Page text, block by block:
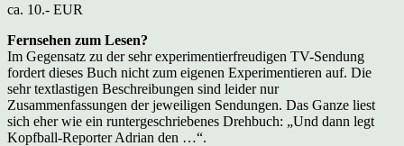
ca. 10.- EUR
Fernsehen zum Lesen?
Im Gegensatz zu der sehr experimentierfreudigen TV-Sendung
fordert dieses Buch nicht zum eigenen Experimentieren auf. Die
sehr textlastigen Beschreibungen sind leider nur
Zusammenfassungen der jeweiligen Sendungen. Das Ganze liest
sich eher wie ein runtergeschriebenes Drehbuch: „Und dann legt
Kopfball-Reporter Adrian den …“.